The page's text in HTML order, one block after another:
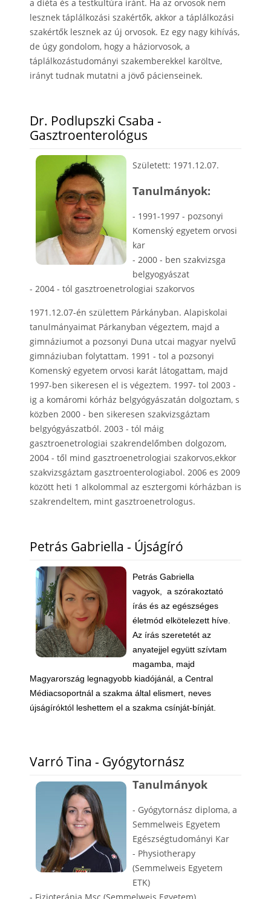
a diéta és a testkultúra iránt. Ha az orvosok nem
lesznek táplálkozási szakértők, akkor a táplálkozási
szakértők lesznek az új orvosok. Ez egy nagy kihívás,
de úgy gondolom, hogy a háziorvosok, a
táplálkozástudományi szakemberekkel karöltve,
irányt tudnak mutatni a jövő pácienseinek.
Dr. Podlupszki Csaba -
Gasztroenterológus
Született: 1971.12.07.
Tanulmányok:
- 1991-1997 - pozsonyi
Komenský egyetem orvosi
kar
- 2000 - ben szakvizsga
belgyogyászat
- 2004 - tól gasztroenetrologiai szakorvos
1971.12.07-én születtem Párkányban. Alapiskolai
tanulmányaimat Párkanyban végeztem, majd a
gimnáziumot a pozsonyi Duna utcai magyar nyelvű
gimnáziuban folytattam. 1991 - tol a pozsonyi
Komenský egyetem orvosi karát látogattam, majd
1997-ben sikeresen el is végeztem. 1997- tol 2003 -
ig a komáromi kórház belgyógyászatán dolgoztam, s
közben 2000 - ben sikeresen szakvizsgáztam
belgyógyászatból. 2003 - tól máig
gasztroenetrologiai szakrendelőmben dolgozom,
2004 - től mind gasztroenetrologiai szakorvos,ekkor
szakvizsgáztam gasztroenterologiabol. 2006 es 2009
között heti 1 alkolommal az esztergomi kórházban is
szakrendeltem, mint gasztroenetrologus.
Petrás Gabriella - Újságíró
Petrás Gabriella
vagyok, a szórakoztató
írás és az egészséges
életmód elkötelezett híve.
Az írás szeretetét az
anyatejjel együtt szívtam
magamba, majd
Magyarország legnagyobb kiadójánál, a Central
Médiacsoportnál a szakma által elismert, neves
újságíróktól leshettem el a szakma csínját-bínját.
Varró Tina - Gyógytornász
Tanulmányok
- Gyógytornász diploma, a
Semmelweis Egyetem
Egészségtudományi Kar
- Physiotherapy
(Semmelweis Egyetem
ETK)